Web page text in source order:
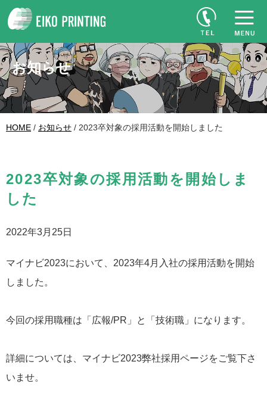
お知らせ
HOME / お知らせ / 2023卒対象の採用活動を開始しました
2023卒対象の採用活動を開始しま
した
2022年3月25日
マイナビ2023において、2023年4月入社の採用活動を開始
しました。
今回の採用職種は「広報/PR」と「技術職」になります。
詳細については、マイナビ2023弊社採用ページをご覧下さ
いませ。